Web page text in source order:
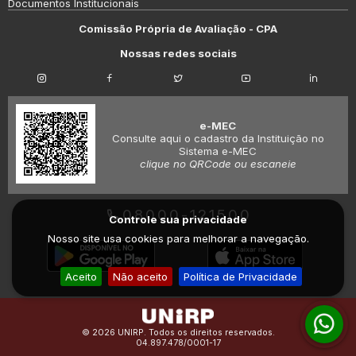
Controle sua privacidade
Nosso site usa cookies para melhorar a navegação.
Aceito Não aceito Política de Privacidade
Documentos Institucionais
Comissão Própria de Avaliação - CPA
Nossas redes sociais
e-MEC
Consulte aqui o cadastro da Instituição no
Sistema e-MEC
clique no QRCode ou escaneie
08000-121500
© 2026 UNIRP. Todos os direitos reservados.
04.897.478/0001-17